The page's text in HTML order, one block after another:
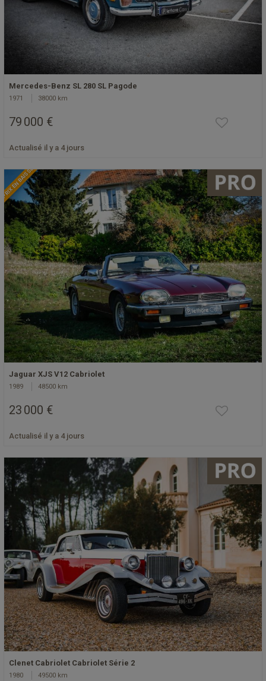
Mercedes-Benz SL 280 SL Pagode
1971 38000 km
79 000 €
Actualisé il y a 4 jours
PRIX EN BAISSE
Jaguar XJS V12 Cabriolet
1989 48500 km
23 000 €
Actualisé il y a 4 jours
Clenet Cabriolet Cabriolet Série 2
1980 49500 km